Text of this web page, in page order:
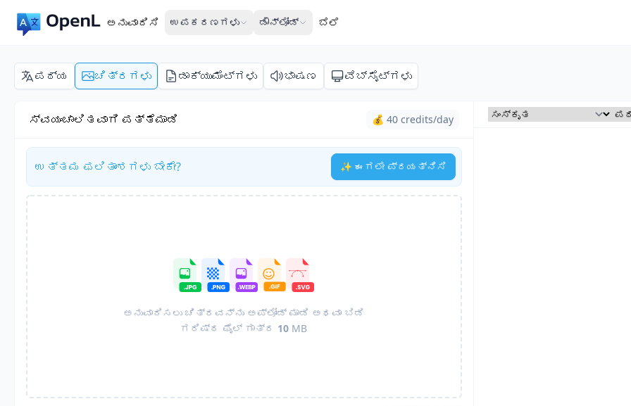
ಅನುವಾದಿಸಿ ಉಪಕರಣಗಳು ಡೌನ್‌ಲೋಡ್ ಬೆಲೆ
ಪಠ್ಯ ಚಿತ್ರಗಳು ಡಾಕ್ಯುಮೆಂಟ್‌ಗಳು ಭಾಷಣ ವೆಬ್‌ಸೈಟ್‌ಗಳು
ಸ್ವಯಂಚಾಲಿತವಾಗಿ ಪತ್ತೆಮಾಡಿ 💰 40 credits/day
ಉತ್ತಮ ಫಲಿತಾಂಶಗಳು ಬೇಕೇ? ✨ ಈಗಲೇ ಪ್ರಯತ್ನಿಸಿ
ಅನುವಾದಿಸಲು ಚಿತ್ರವನ್ನು ಅಪ್‌ಲೋಡ್ ಮಾಡಿ ಅಥವಾ ಬಿಡಿ
ಗರಿಷ್ಠ ಫೈಲ್ ಗಾತ್ರ 10 MB